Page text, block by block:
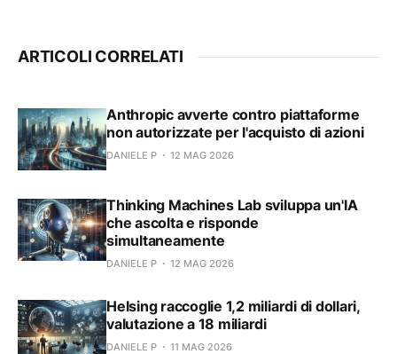
ARTICOLI CORRELATI
Anthropic avverte contro piattaforme
non autorizzate per l'acquisto di azioni
DANIELE P 12 MAG 2026
Thinking Machines Lab sviluppa un'IA
che ascolta e risponde
simultaneamente
DANIELE P 12 MAG 2026
Helsing raccoglie 1,2 miliardi di dollari,
valutazione a 18 miliardi
DANIELE P 11 MAG 2026